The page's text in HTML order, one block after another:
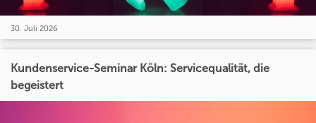
30. Juli 2026
Kundenservice-Seminar Köln: Servicequalität, die
begeistert